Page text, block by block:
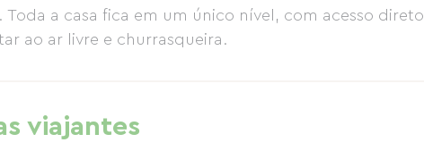
a casa fica em um único nível, com acesso direto
ao ar livre e churrasqueira.
viajantes